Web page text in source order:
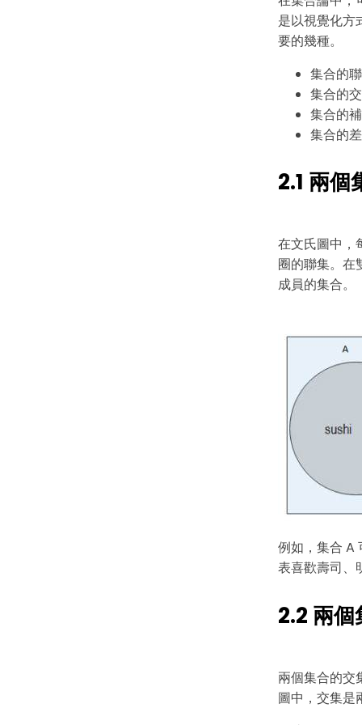
是以視覺化方
要的幾種。
集合的
集合的
集合的
集合的
2.1 兩
在文氏圖中，
圈的聯集。在
成員的集合。
例如，集合 A
表喜歡壽司、
2.2 兩
兩個集合的交
圖中，交集是